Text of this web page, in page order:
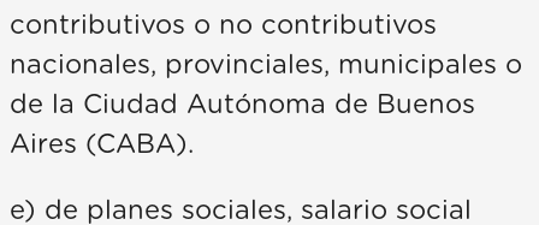
contributivos o no contributivos
nacionales, provinciales, municipales o
de la Ciudad Autónoma de Buenos
Aires (CABA).
e) de planes sociales, salario social